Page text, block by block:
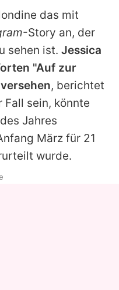
das mit
-Story an, der
sehen ist. Jessica
"Auf zur
, berichtet
Fall sein, könnte
Jahres
März für 21
wurde.